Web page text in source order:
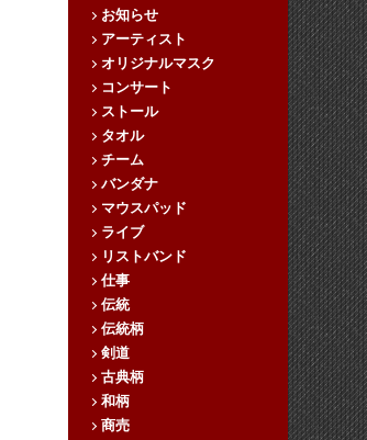
お知らせ
アーティスト
オリジナルマスク
コンサート
ストール
タオル
チーム
バンダナ
マウスパッド
ライブ
リストバンド
仕事
伝統
伝統柄
剣道
古典柄
和柄
商売